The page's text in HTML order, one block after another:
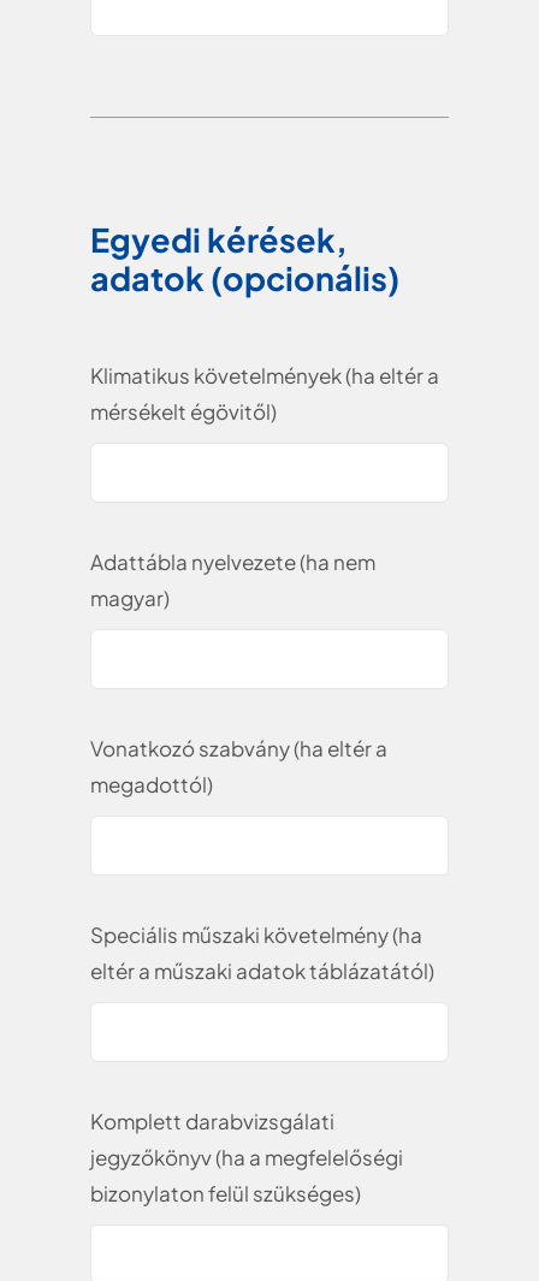
Egyedi kérések,
adatok (opcionális)
Klimatikus követelmények (ha eltér a
mérsékelt égövitől)
Adattábla nyelvezete (ha nem
magyar)
Vonatkozó szabvány (ha eltér a
megadottól)
Speciális műszaki követelmény (ha
eltér a műszaki adatok táblázatától)
Komplett darabvizsgálati
jegyzőkönyv (ha a megfelelőségi
bizonylaton felül szükséges)